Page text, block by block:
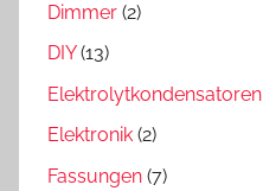
Dimmer (2)
DIY(13)
Elektrolytkondensatoren
Elektronik (2)
Fassungen (7)